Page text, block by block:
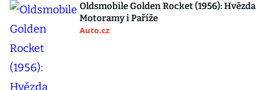
Oldsmobile Golden Rocket (1956): Hvězda
Motoramy i Paříže
Auto.cz